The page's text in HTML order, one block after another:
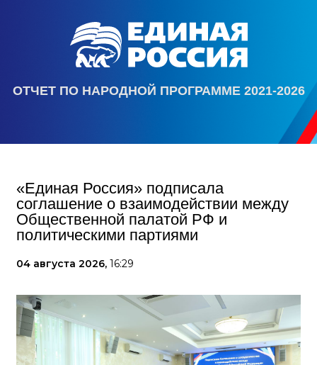
ОТЧЕТ ПО НАРОДНОЙ ПРОГРАММЕ 2021-2026
«Единая Россия» подписала
соглашение о взаимодействии между
Общественной палатой РФ и
политическими партиями
04 августа 2026, 16:29